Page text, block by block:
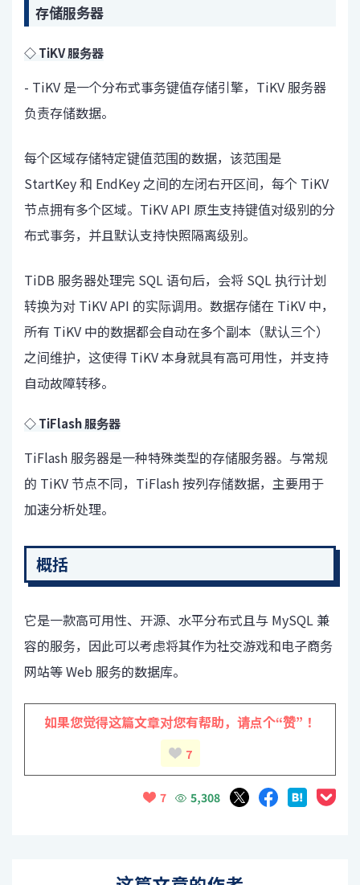
存储服务器
◇ TiKV 服务器
- TiKV 是一个分布式事务键值存储引擎，TiKV 服务器
负责存储数据。
每个区域存储特定键值范围的数据，该范围是
StartKey 和 EndKey 之间的左闭右开区间，每个 TiKV
节点拥有多个区域。TiKV API 原生支持键值对级别的分
布式事务，并且默认支持快照隔离级别。
TiDB 服务器处理完 SQL 语句后，会将 SQL 执行计划
转换为对 TiKV API 的实际调用。数据存储在 TiKV 中，
所有 TiKV 中的数据都会自动在多个副本（默认三个）
之间维护，这使得 TiKV 本身就具有高可用性，并支持
自动故障转移。
◇ TiFlash 服务器
TiFlash 服务器是一种特殊类型的存储服务器。与常规
的 TiKV 节点不同，TiFlash 按列存储数据，主要用于
加速分析处理。
概括
它是一款高可用性、开源、水平分布式且与 MySQL 兼
容的服务，因此可以考虑将其作为社交游戏和电子商务
网站等 Web 服务的数据库。
如果您觉得这篇文章对您有帮助， 请点个“赞”！
7
7 5,308